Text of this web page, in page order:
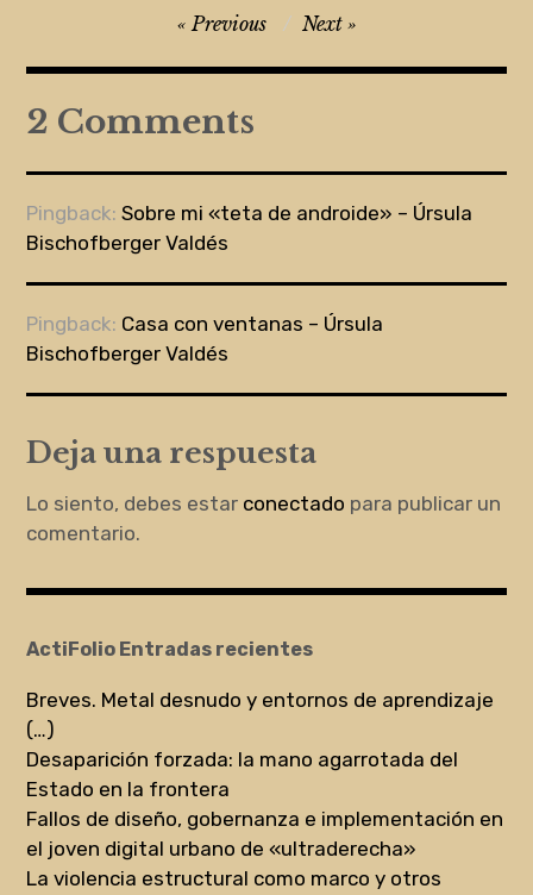
Navegación
de
entradas
Previous Next
2 Comments
Pingback:Sobre mi «teta de androide» – Úrsula
Bischofberger Valdés
Pingback: Casa con ventanas – Úrsula
Bischofberger Valdés
Deja una respuesta
Lo siento, debes estar conectado para publicar un
comentario.
ActiFolio Entradas recientes
Breves. Metal desnudo y entornos de aprendizaje
(…)
Desaparición forzada: la mano agarrotada del
Estado en la frontera
Fallos de diseño, gobernanza e implementación en
el joven digital urbano de «ultraderecha»
La violencia estructural como marco y otros